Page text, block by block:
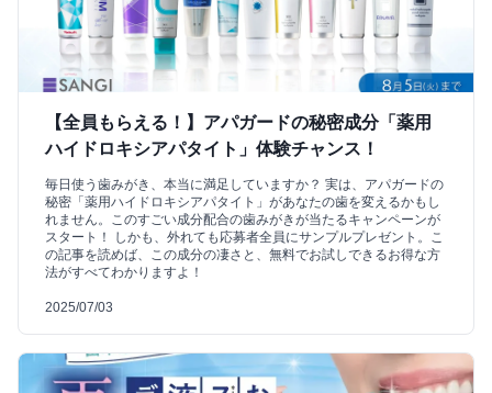
【全員もらえる！】アパガードの秘密成分「薬用
ハイドロキシアパタイト」体験チャンス！
毎日使う歯みがき、本当に満足していますか？ 実は、アパガードの
秘密「薬用ハイドロキシアパタイト」があなたの歯を変えるかもし
れません。このすごい成分配合の歯みがきが当たるキャンペーンが
スタート！ しかも、外れても応募者全員にサンプルプレゼント。こ
の記事を読めば、この成分の凄さと、無料でお試しできるお得な方
法がすべてわかりますよ！
2025/07/03